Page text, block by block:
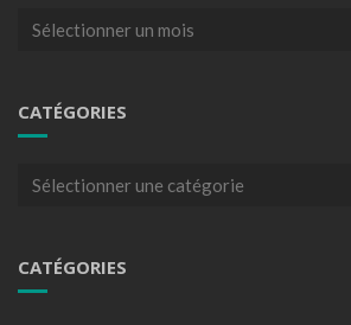
Archives
CATÉGORIES
Catégories
CATÉGORIES